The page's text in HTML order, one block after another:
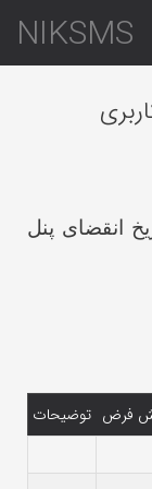
NIKSMS
انقضای پنل
فرض توضیحات